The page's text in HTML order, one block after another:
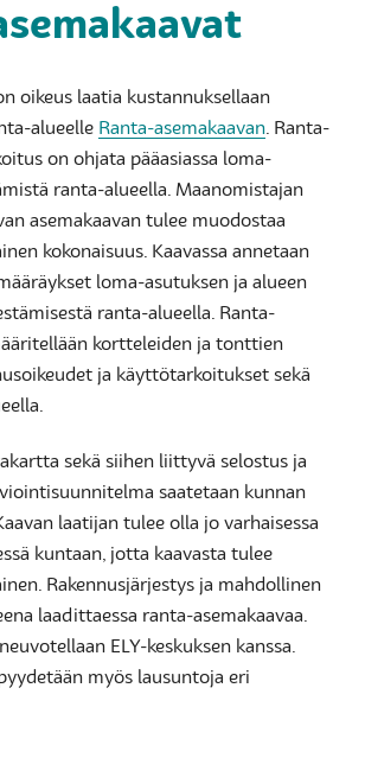
oikeus laatia kustannuksellaan
alueelle Ranta-asemakaavan. Ranta-
on ohjata pääasiassa loma-
ranta-alueella. Maanomistajan
asemakaavan tulee muodostaa
kokonaisuus. Kaavassa annetaan
loma-asutuksen ja alueen
ranta-alueella. Ranta-
kortteleiden ja tonttien
ja käyttötarkoitukset sekä
sekä siihen liittyvä selostus ja
saatetaan kunnan
laatijan tulee olla jo varhaisessa
kuntaan, jotta kaavasta tulee
Rakennusjärjestys ja mahdollinen
laadittaessa ranta-asemakaavaa.
ELY-keskuksen kanssa.
myös lausuntoja eri